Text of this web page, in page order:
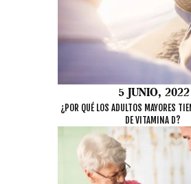
5 JUNIO, 2022
¿POR QUÉ LOS ADULTOS MAYORES
DE VITAMINA D?